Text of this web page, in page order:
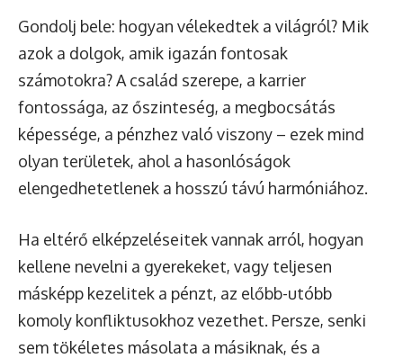
Gondolj bele: hogyan vélekedtek a világról? Mik
azok a dolgok, amik igazán fontosak
számotokra? A család szerepe, a karrier
fontossága, az őszinteség, a megbocsátás
képessége, a pénzhez való viszony – ezek mind
olyan területek, ahol a hasonlóságok
elengedhetetlenek a hosszú távú harmóniához.
Ha eltérő elképzeléseitek vannak arról, hogyan
kellene nevelni a gyerekeket, vagy teljesen
másképp kezelitek a pénzt, az előbb-utóbb
komoly konfliktusokhoz vezethet. Persze, senki
sem tökéletes másolata a másiknak, és a